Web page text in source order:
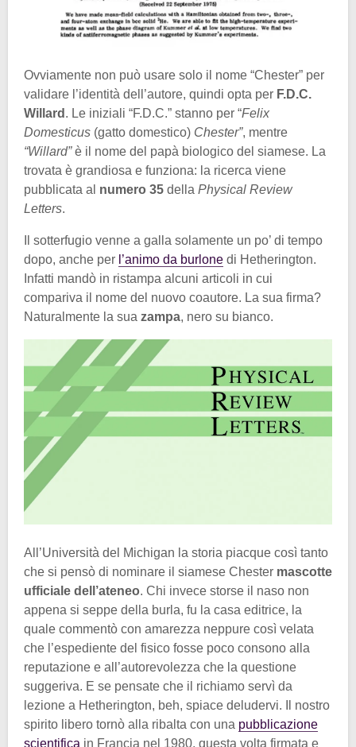
Ovviamente non può usare solo il nome “Chester” per
validare l’identità dell’autore, quindi opta per F.D.C.
Willard . Le iniziali “F.D.C.” stanno per “Felix
Domesticus (gatto domestico) Chester”, mentre
“Willard”è il nome del papà biologico del siamese. La
trovata è grandiosa e funziona: la ricerca viene
pubblicata al numero 35 della Physical Review
Letters.
Il sotterfugio venne a galla solamente un po’ di tempo
dopo, anche per l’animo da burlone di Hetherington.
Infatti mandò in ristampa alcuni articoli in cui
compariva il nome del nuovo coautore. La sua firma?
Naturalmente la sua zampa, nero su bianco.
All’Università del Michigan la storia piacque così tanto
che si pensò di nominare il siamese Chester mascotte
ufficiale dell’ateneo. Chi invece storse il naso non
appena si seppe della burla, fu la casa editrice, la
quale commentò con amarezza neppure così velata
che l’espediente del fisico fosse poco consono alla
reputazione e all’autorevolezza che la questione
suggeriva. E se pensate che il richiamo servì da
lezione a Hetherington, beh, spiace deludervi. Il nostro
spirito libero tornò alla ribalta con una pubblicazione
scientifica in Francia nel 1980, questa volta firmata e